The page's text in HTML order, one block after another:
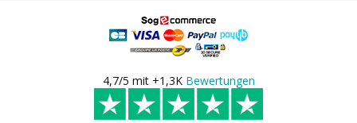
4,7/5 mit +1,3K Bewertungen